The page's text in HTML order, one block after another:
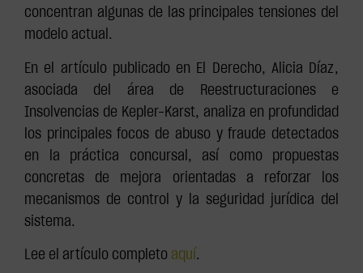
concentran algunas de las principales tensiones del
modelo actual.
En el artículo publicado en El Derecho, Alicia Díaz,
asociada del área de Reestructuraciones e
Insolvencias de Kepler-Karst, analiza en profundidad
los principales focos de abuso y fraude detectados
en la práctica concursal, así como propuestas
concretas de mejora orientadas a reforzar los
mecanismos de control y la seguridad jurídica del
sistema.
Lee el artículo completo aquí.